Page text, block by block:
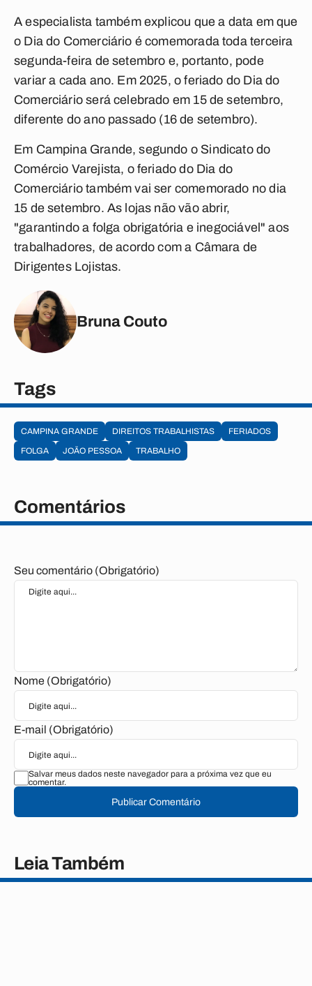
A especialista também explicou que a data em que
o Dia do Comerciário é comemorada toda terceira
segunda-feira de setembro e, portanto, pode
variar a cada ano. Em 2025, o feriado do Dia do
Comerciário será celebrado em 15 de setembro,
diferente do ano passado (16 de setembro).
Em Campina Grande, segundo o Sindicato do
Comércio Varejista, o feriado do Dia do
Comerciário também vai ser comemorado no dia
15 de setembro. As lojas não vão abrir,
"garantindo a folga obrigatória e inegociável" aos
trabalhadores, de acordo com a Câmara de
Dirigentes Lojistas.
Bruna Couto
Tags
CAMPINA GRANDE DIREITOS TRABALHISTAS
FERIADOS
FOLGA
JOÃO PESSOA TRABALHO
Comentários
Seu comentário (Obrigatório)
Nome (Obrigatório)
E-mail (Obrigatório)
Salvar meus dados neste navegador para a próxima vez que eu
comentar.
Publicar Comentário
Leia Também